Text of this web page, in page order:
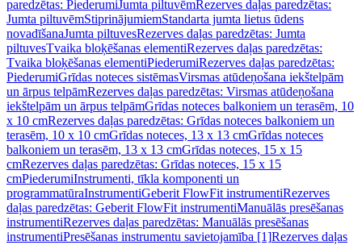
paredzētas: PiederumiJumta piltuvēmRezerves daļas paredzētas:
Jumta piltuvēmStiprinājumiemStandarta jumta lietus ūdens
novadīšanaJumta piltuvesRezerves daļas paredzētas: Jumta
piltuvesTvaika bloķēšanas elementiRezerves daļas paredzētas:
Tvaika bloķēšanas elementiPiederumiRezerves daļas paredzētas:
PiederumiGrīdas noteces sistēmasVirsmas atūdeņošana iekštelpām
un ārpus telpāmRezerves daļas paredzētas: Virsmas atūdeņošana
iekštelpām un ārpus telpāmGrīdas noteces balkoniem un terasēm, 10
x 10 cmRezerves daļas paredzētas: Grīdas noteces balkoniem un
terasēm, 10 x 10 cmGrīdas noteces, 13 x 13 cmGrīdas noteces
balkoniem un terasēm, 13 x 13 cmGrīdas noteces, 15 x 15
cmRezerves daļas paredzētas: Grīdas noteces, 15 x 15
cmPiederumiInstrumenti, tīkla komponenti un
programmatūraInstrumentiGeberit FlowFit instrumentiRezerves
daļas paredzētas: Geberit FlowFit instrumentiManuālās presēšanas
instrumentiRezerves daļas paredzētas: Manuālās presēšanas
instrumentiPresēšanas instrumentu savietojamība [1]Rezerves daļas